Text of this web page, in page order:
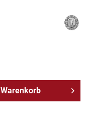
Warenkorb